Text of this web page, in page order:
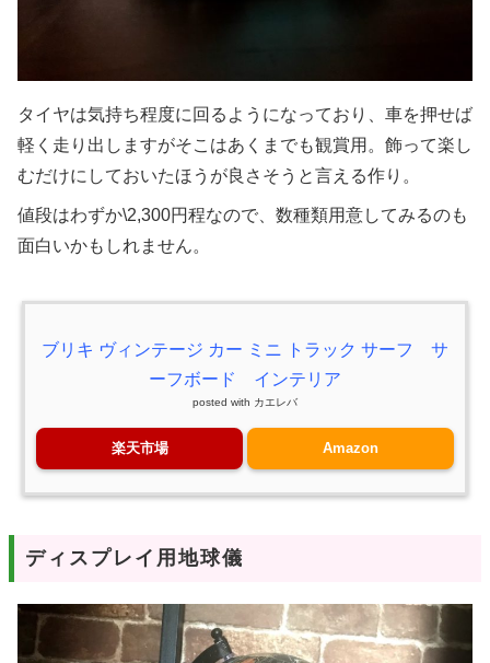
タイヤは気持ち程度に回るようになっており、車を押せば
軽く走り出しますがそこはあくまでも観賞用。飾って楽し
むだけにしておいたほうが良さそうと言える作り。
値段はわずか\2,300円程なので、数種類用意してみるのも
面白いかもしれません。
ブリキ ヴィンテージ カー ミニ トラック サーフ サ
ーフボード インテリア
posted with カエレバ
楽天市場 Amazon
ディスプレイ用地球儀